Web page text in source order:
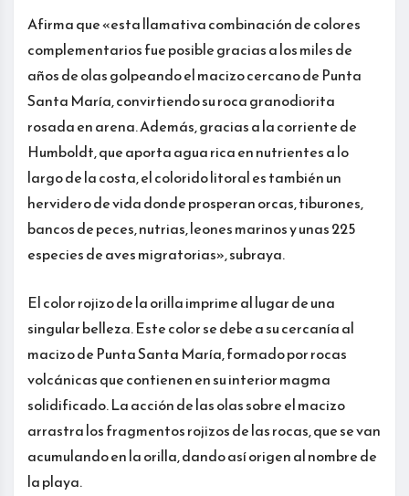
Afirma que «esta llamativa combinación de colores
complementarios fue posible gracias a los miles de
años de olas golpeando el macizo cercano de Punta
Santa María, convirtiendo su roca granodiorita
rosada en arena. Además, gracias a la corriente de
Humboldt, que aporta agua rica en nutrientes a lo
largo de la costa, el colorido litoral es también un
hervidero de vida donde prosperan orcas, tiburones,
bancos de peces, nutrias, leones marinos y unas 225
especies de aves migratorias», subraya.
El color rojizo de la orilla imprime al lugar de una
singular belleza. Este color se debe a su cercanía al
macizo de Punta Santa María, formado por rocas
volcánicas que contienen en su interior magma
solidificado. La acción de las olas sobre el macizo
arrastra los fragmentos rojizos de las rocas, que se van
acumulando en la orilla, dando así origen al nombre de
la playa.